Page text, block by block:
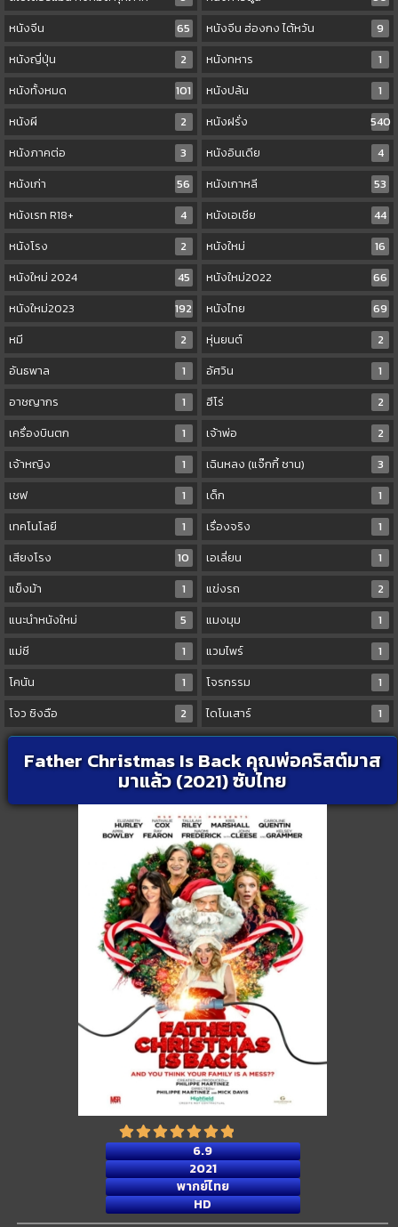
หนังจีน
65 หนังจีน ฮ่องกง ไต้หวัน
9
หนังญี่ปุ่น
2 หนังทหาร
1
หนังทั้งหมด
101 หนังปล้น
1
หนังผี
2 หนังฝรั่ง
540
หนังภาคต่อ
3 หนังอินเดีย
4
หนังเก่า
56 หนังเกาหลี
53
หนังเรท R18+
4 หนังเอเชีย
44
หนังโรง
2 หนังใหม่
16
หนังใหม่ 2024
45 หนังใหม่2022
66
หนังใหม่2023
192 หนังไทย
69
หมี
2 หุ่นยนต์
2
อันธพาล
1 อัศวิน
1
อาชญากร
1 ฮีโร่
2
เครื่องบินตก
1 เจ้าพ่อ
2
เจ้าหญิง
1 เฉินหลง (แจ๊กกี้ ชาน)
3
เชฟ
1 เด็ก
1
เทคโนโลยี
1 เรื่องจริง
1
เสียงโรง
10 เอเลี่ยน
1
แข็งม้า
1 แข่งรถ
2
แนะนำหนังใหม่
5 แมงมุม
1
แม่ชี
1 แวมไพร์
1
โคนัน
1 โจรกรรม
1
โจว ซิงฉือ
2 ไดโนเสาร์ 1
Father Christmas Is Back คุณพ่อคริสต์มาส
มาแล้ว (2021) ซับไทย
6.9
2021
พากย์ไทย
HD